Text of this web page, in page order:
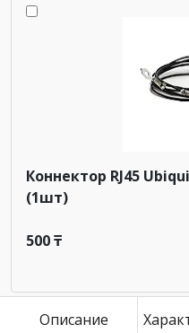
Коннектор RJ45
(1шт)
500 ₸
Описание